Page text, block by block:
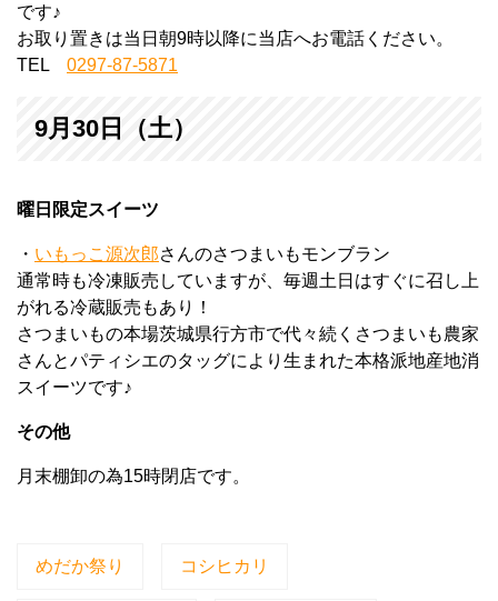
です♪
お取り置きは当日朝9時以降に当店へお電話ください。
TEL 0297-87-5871
9月30日（土）
曜日限定スイーツ
・ いもっこ源次郎さんのさつまいもモンブラン
通常時も冷凍販売していますが、毎週土日はすぐに召し上
がれる冷蔵販売もあり！
さつまいもの本場茨城県行方市で代々続くさつまいも農家
さんとパティシエのタッグにより生まれた本格派地産地消
スイーツです♪
その他
月末棚卸の為15時閉店です。
めだか祭り コシヒカリ